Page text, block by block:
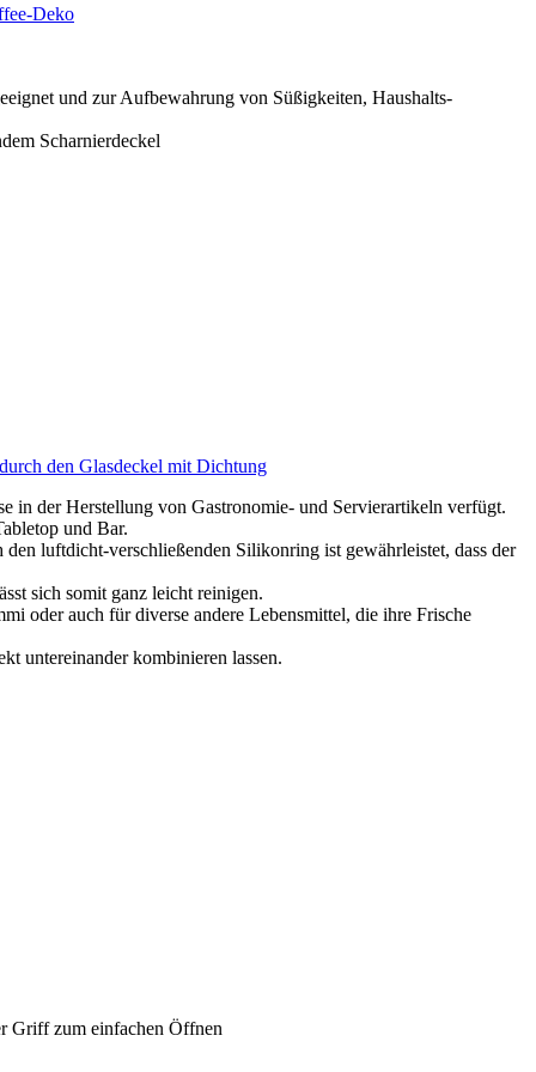
Deko
und zur Aufbewahrung von Süßigkeiten, Haushalts-
Scharnierdeckel
den Glasdeckel mit Dichtung
in der Herstellung von Gastronomie- und Servierartikeln verfügt.
und Bar.
luftdicht-verschließenden Silikonring ist gewährleistet, dass der
sich somit ganz leicht reinigen.
oder auch für diverse andere Lebensmittel, die ihre Frische
untereinander kombinieren lassen.
Griff zum einfachen Öffnen